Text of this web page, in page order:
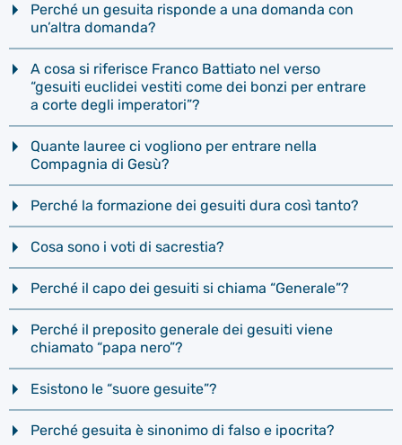
Perché un gesuita risponde a una domanda con
un’altra domanda?
A cosa si riferisce Franco Battiato nel verso
“gesuiti euclidei vestiti come dei bonzi per entrare
a corte degli imperatori”?
Quante lauree ci vogliono per entrare nella
Compagnia di Gesù?
Perché la formazione dei gesuiti dura così tanto?
Cosa sono i voti di sacrestia?
Perché il capo dei gesuiti si chiama “Generale”?
Perché il preposito generale dei gesuiti viene
chiamato “papa nero”?
Esistono le “suore gesuite”?
Perché gesuita è sinonimo di falso e ipocrita?